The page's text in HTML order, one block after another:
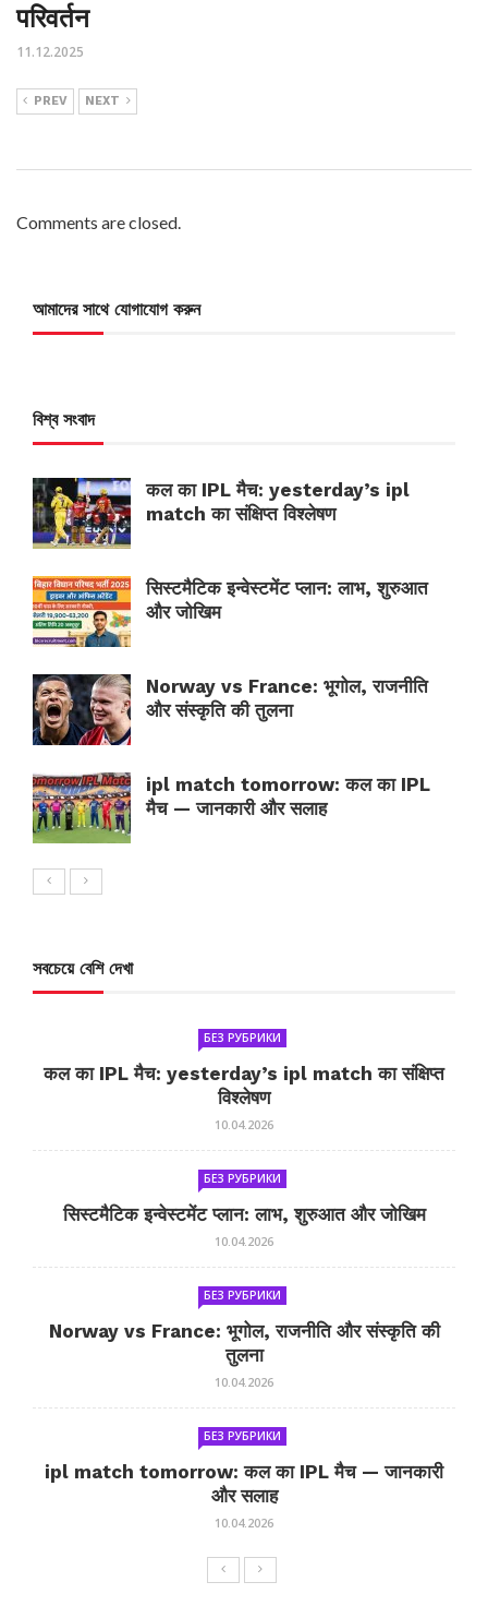
परिवर्तन
11.12.2025
PREV NEXT
Comments are closed.
আমাদের সাথে যোগাযোগ করুন
বিশ্ব সংবাদ
कल का IPL मैच: yesterday’s ipl
match का संक्षिप्त विश्लेषण
सिस्टमैटिक इन्वेस्टमेंट प्लान: लाभ, शुरुआत
और जोखिम
Norway vs France: भूगोल, राजनीति
और संस्कृति की तुलना
ipl match tomorrow: कल का IPL
मैच — जानकारी और सलाह
সবচেয়ে বেশি দেখা
БЕЗ РУБРИКИ
कल का IPL मैच: yesterday’s ipl match का संक्षिप्त
विश्लेषण
10.04.2026
БЕЗ РУБРИКИ
सिस्टमैटिक इन्वेस्टमेंट प्लान: लाभ, शुरुआत और जोखिम
10.04.2026
БЕЗ РУБРИКИ
Norway vs France: भूगोल, राजनीति और संस्कृति की
तुलना
10.04.2026
БЕЗ РУБРИКИ
ipl match tomorrow: कल का IPL मैच — जानकारी
और सलाह
10.04.2026